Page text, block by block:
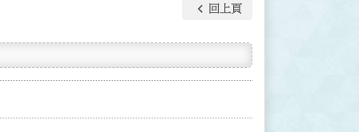
keyboard_arrow_left 回上頁